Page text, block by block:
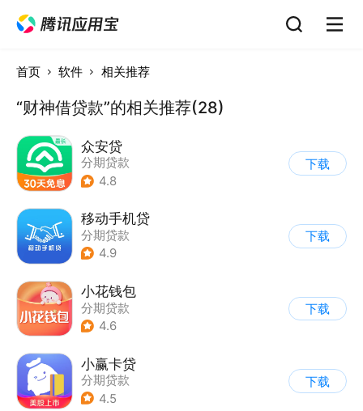
首页 软件 相关推荐
“财神借贷款”的相关推荐(28)
众安贷
分期贷款
4.8
下载
移动手机贷
分期贷款
4.9
下载
小花钱包
分期贷款
4.6
下载
小赢卡贷
分期贷款
4.5
下载